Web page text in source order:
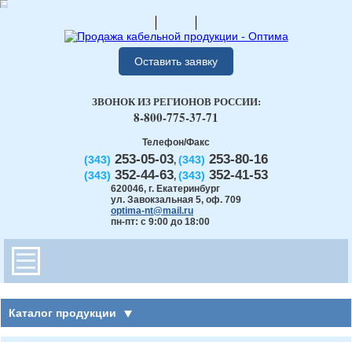
Оставить заявку
Телефон/Факс
(343) 253-05-03, (343) 253-80-16
(343) 352-44-63, (343) 352-41-53
620046, г. Екатеринбург
ул. Завокзальная 5, оф. 709
optima-nt@mail.ru
пн-пт: с 9:00 до 18:00
ЗВОНОК ИЗ РЕГИОНОВ РОССИИ:
8-800-775-37-71
Каталог продукции